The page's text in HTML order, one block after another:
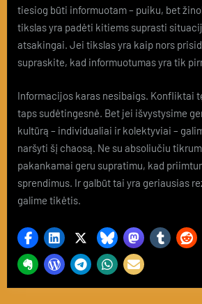
tiesiog būti informuotam – puiku, bet
tikslas yra padėti kitiems suprasti
atsakingai. Jei tikslas yra kaip nors
supraskite, kad informuotumas yra tik
Informacijos karas nesibaigs. Konfliktai
taps sudėtingesnė. Bet jei išvystysime
kultūrą – individualiai ir kolektyviai –
naršyti šį chaosą. Ne su absoliučiu
pakankamai geru supratimu, kad
sprendimus. Ir galbūt tai yra geriausias
galime tikėtis.